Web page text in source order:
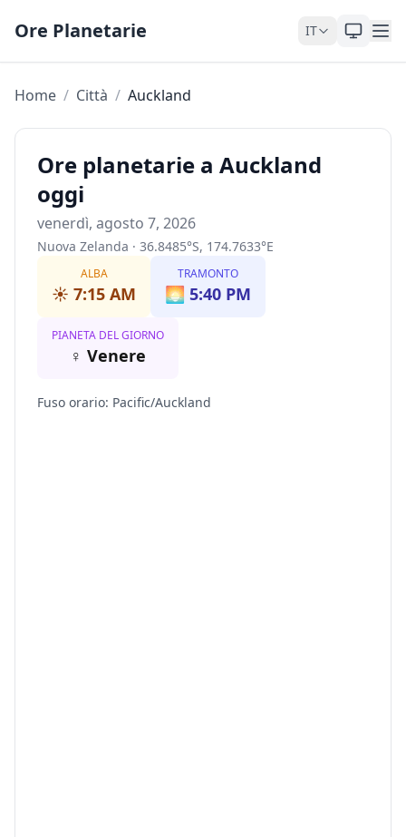
Ore Planetarie IT
Home / Città / Auckland
Ore planetarie a Auckland
oggi
venerdì, agosto 7, 2026
Nuova Zelanda · 36.8485°S, 174.7633°E
ALBA
☀️ 7:15 AM
TRAMONTO
🌅 5:40 PM
PIANETA DEL GIORNO
♀ Venere
Fuso orario: Pacific/Auckland